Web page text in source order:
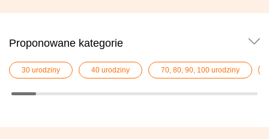
Proponowane kategorie
30 urodziny 40 urodziny 70, 80, 90, 100 urodziny